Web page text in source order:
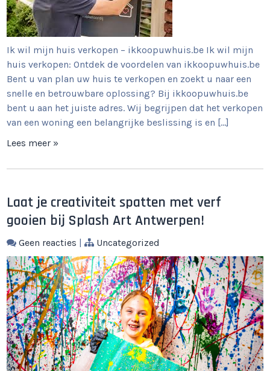
Ik wil mijn huis verkopen – ikkoopuwhuis.be Ik wil mijn
huis verkopen: Ontdek de voordelen van ikkoopuwhuis.be
Bent u van plan uw huis te verkopen en zoekt u naar een
snelle en betrouwbare oplossing? Bij ikkoopuwhuis.be
bent u aan het juiste adres. Wij begrijpen dat het verkopen
van een woning een belangrijke beslissing is en […]
Lees meer »
Laat je creativiteit spatten met verf
gooien bij Splash Art Antwerpen!
Geen reacties | Uncategorized